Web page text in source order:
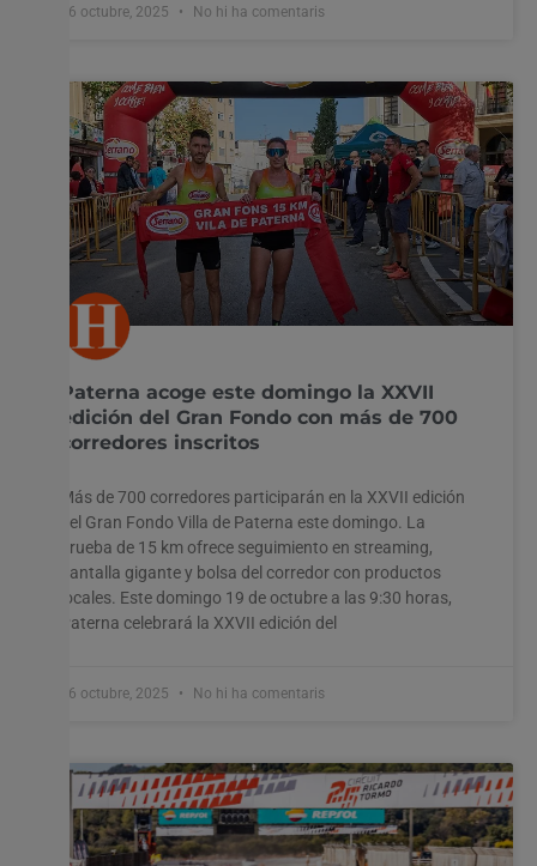
16 octubre, 2025 No hi ha comentaris
Paterna acoge este domingo la XXVII
edición del Gran Fondo con más de 700
corredores inscritos
Más de 700 corredores participarán en la XXVII edición
del Gran Fondo Villa de Paterna este domingo. La
prueba de 15 km ofrece seguimiento en streaming,
pantalla gigante y bolsa del corredor con productos
locales. Este domingo 19 de octubre a las 9:30 horas,
Paterna celebrará la XXVII edición del
16 octubre, 2025 No hi ha comentaris